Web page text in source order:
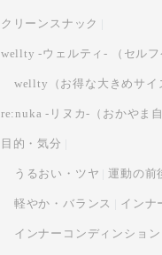
クリーンスナック
wellty -ウェルティ- （セルフ
wellty（お得な大きめサイ
re:nuka -リヌカ-（おかやま
目的・気分
うるおい・ツヤ 運動の前
軽やか・バランス インナ
インナーコンディンション